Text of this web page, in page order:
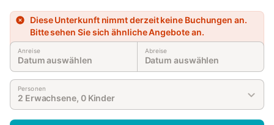
Diese Unterkunft nimmt derzeit keine Buchungen an.
Bitte sehen Sie sich ähnliche Angebote an.
Anreise
Datum auswählen
Abreise
Datum auswählen
Personen
2 Erwachsene, 0 Kinder